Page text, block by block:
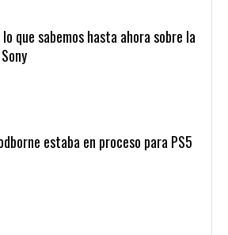
que sabemos hasta ahora sobre la
estaba en proceso para PS5